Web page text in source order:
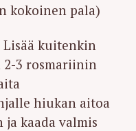
kokoinen pala)
kuitenkin
3 rosmariinin
hiukan aitoa
kaada valmis